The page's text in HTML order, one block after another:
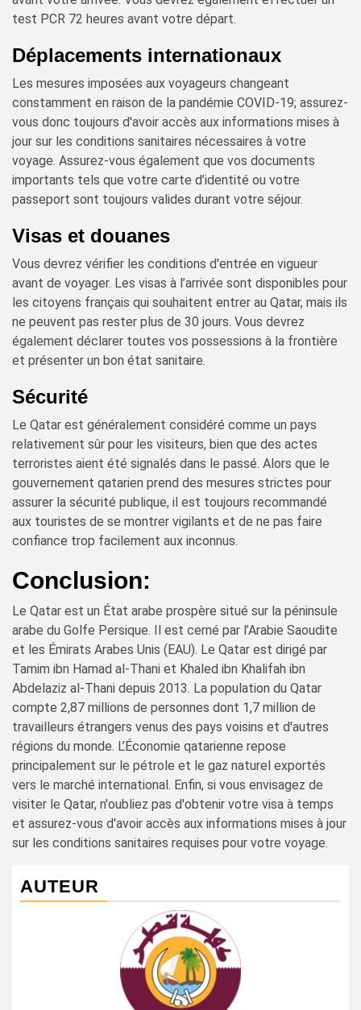
test PCR 72 heures avant votre départ.
Déplacements internationaux
Les mesures imposées aux voyageurs changeant
constamment en raison de la pandémie COVID-19; assurez-
vous donc toujours d'avoir accès aux informations mises à
jour sur les conditions sanitaires nécessaires à votre
voyage. Assurez-vous également que vos documents
importants tels que votre carte d’identité ou votre
passeport sont toujours valides durant votre séjour.
Visas et douanes
Vous devrez vérifier les conditions d'entrée en vigueur
avant de voyager. Les visas à l’arrivée sont disponibles pour
les citoyens français qui souhaitent entrer au Qatar, mais ils
ne peuvent pas rester plus de 30 jours. Vous devrez
également déclarer toutes vos possessions à la frontière
et présenter un bon état sanitaire.
Sécurité
Le Qatar est généralement considéré comme un pays
relativement sûr pour les visiteurs, bien que des actes
terroristes aient été signalés dans le passé. Alors que le
gouvernement qatarien prend des mesures strictes pour
assurer la sécurité publique, il est toujours recommandé
aux touristes de se montrer vigilants et de ne pas faire
confiance trop facilement aux inconnus.
Conclusion:
Le Qatar est un État arabe prospère situé sur la péninsule
arabe du Golfe Persique. Il est cerné par l’Arabie Saoudite
et les Émirats Arabes Unis (EAU). Le Qatar est dirigé par
Tamim ibn Hamad al-Thani et Khaled ibn Khalifah ibn
Abdelaziz al-Thani depuis 2013. La population du Qatar
compte 2,87 millions de personnes dont 1,7 million de
travailleurs étrangers venus des pays voisins et d'autres
régions du monde. L’Économie qatarienne repose
principalement sur le pétrole et le gaz naturel exportés
vers le marché international. Enfin, si vous envisagez de
visiter le Qatar, n'oubliez pas d'obtenir votre visa à temps
et assurez-vous d'avoir accès aux informations mises à jour
sur les conditions sanitaires requises pour votre voyage.
AUTEUR